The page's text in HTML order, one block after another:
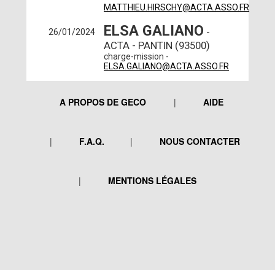
MATTHIEU.HIRSCHY@ACTA.ASSO.FR
26/01/2024 ELSA GALIANO -
ACTA - PANTIN (93500)
charge-mission -
ELSA.GALIANO@ACTA.ASSO.FR
A PROPOS DE GECO AIDE
F.A.Q. NOUS CONTACTER
MENTIONS LÉGALES